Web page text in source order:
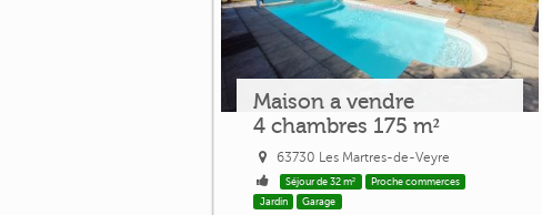
Maison a vendre
4 chambres 175 m²
63730 Les Martres-de-Veyre
Séjour de 32 m²
Proche commerces
Jardin
Garage